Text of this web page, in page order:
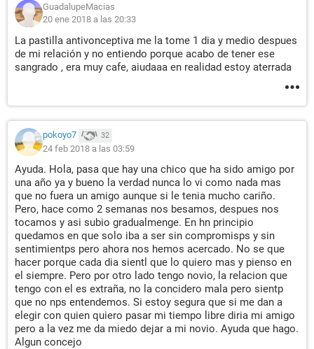
GuadalupeMacias
20 ene 2018 a las 20:33
La pastilla antivonceptiva me la tome 1 dia y medio despues
de mi relación y no entiendo porque acabo de tener ese
sangrado , era muy cafe, aiudaaa en realidad estoy aterrada
pokoyo7 32
24 feb 2018 a las 03:59
Ayuda. Hola, pasa que hay una chico que ha sido amigo por
una año ya y bueno la verdad nunca lo vi como nada mas
que no fuera un amigo aunque si le tenia mucho cariño.
Pero, hace como 2 semanas nos besamos, despues nos
tocamos y asi subio gradualmenge. En hn principio
quedamos en que solo iba a ser sin compromisps y sin
sentimientps pero ahora nos hemos acercado. No se que
hacer porque cada dia sientl que lo quiero mas y pienso en
el siempre. Pero por otro lado tengo novio, la relacion que
tengo con el es extraña, no la concidero mala pero sientp
que no nps entendemos. Si estoy segura que si me dan a
elegir con quien quiero pasar mi tiempo libre diria mi amigo
pero a la vez me da miedo dejar a mi novio. Ayuda que hago.
Algun concejo